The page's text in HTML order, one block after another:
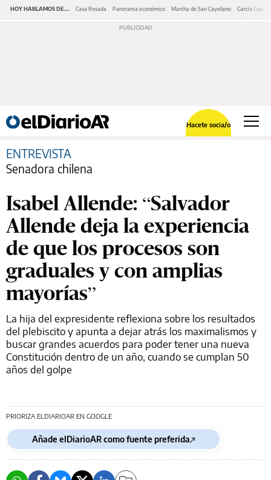
HOY HABLAMOS DE... Casa Rosada Panorama económico Marcha de San Cayetano García Cuerva
Hacete socia/o
ENTREVISTA
Senadora chilena
Isabel Allende: “Salvador
Allende deja la experiencia
de que los procesos son
graduales y con amplias
mayorías”
La hija del expresidente reflexiona sobre los resultados
del plebiscito y apunta a dejar atrás los maximalismos y
buscar grandes acuerdos para poder tener una nueva
Constitución dentro de un año, cuando se cumplan 50
años del golpe
PRIORIZA ELDIARIOAR EN GOOGLE
Añade elDiarioAR como fuente preferida